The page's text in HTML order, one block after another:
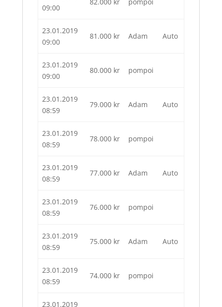
09:00
23.01.2019
09:00
81.000 kr Adam Auto
23.01.2019
09:00
80.000 kr pompoi
23.01.2019
08:59
79.000 kr Adam Auto
23.01.2019
08:59
78.000 kr pompoi
23.01.2019
08:59
77.000 kr Adam Auto
23.01.2019
08:59
76.000 kr pompoi
23.01.2019
08:59
75.000 kr Adam Auto
23.01.2019
08:59
74.000 kr pompoi
23.01.2019